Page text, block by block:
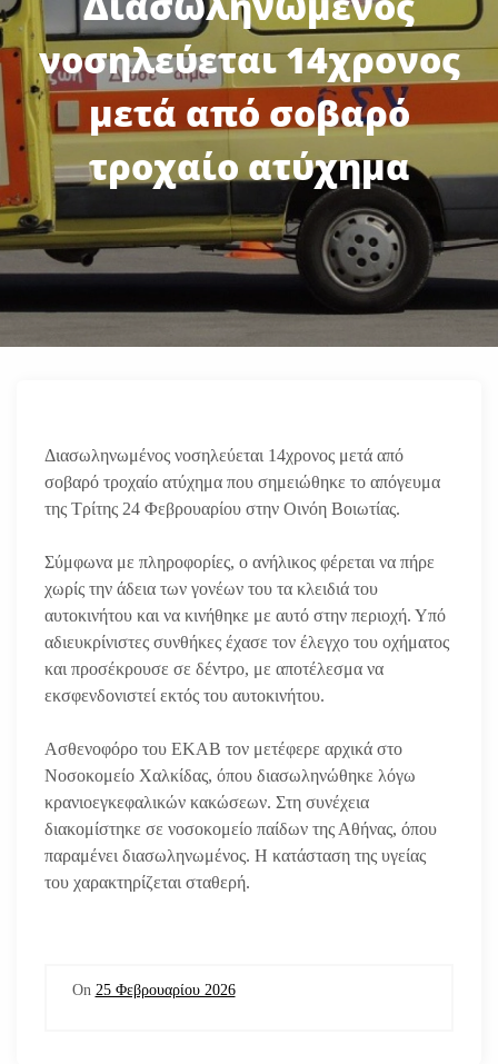
νοσηλεύεται 14χρονος
μετά από σοβαρό
τροχαίο ατύχημα
Διασωληνωμένος νοσηλεύεται 14χρονος μετά από
σοβαρό τροχαίο ατύχημα που σημειώθηκε το απόγευμα
της Τρίτης 24 Φεβρουαρίου στην Οινόη Βοιωτίας.
Σύμφωνα με πληροφορίες, ο ανήλικος φέρεται να πήρε
χωρίς την άδεια των γονέων του τα κλειδιά του
αυτοκινήτου και να κινήθηκε με αυτό στην περιοχή. Υπό
αδιευκρίνιστες συνθήκες έχασε τον έλεγχο του οχήματος
και προσέκρουσε σε δέντρο, με αποτέλεσμα να
εκσφενδονιστεί εκτός του αυτοκινήτου.
Ασθενοφόρο του ΕΚΑΒ τον μετέφερε αρχικά στο
Νοσοκομείο Χαλκίδας, όπου διασωληνώθηκε λόγω
κρανιοεγκεφαλικών κακώσεων. Στη συνέχεια
διακομίστηκε σε νοσοκομείο παίδων της Αθήνας, όπου
παραμένει διασωληνωμένος. Η κατάσταση της υγείας
του χαρακτηρίζεται σταθερή.
On 25 Φεβρουαρίου 2026